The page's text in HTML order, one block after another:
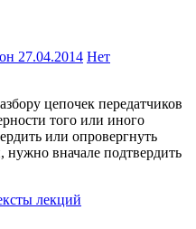
27.04.2014 Нет
того или иного
или опровергнуть
нужно вначале подтвердить
лекций